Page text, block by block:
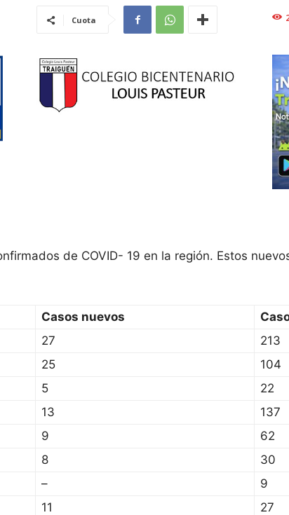
Cuota
de COVID- 19 en la región. Estos
Casos nuevos
27
213
25
104
5
22
13
137
9
62
8
30
–
9
11
27